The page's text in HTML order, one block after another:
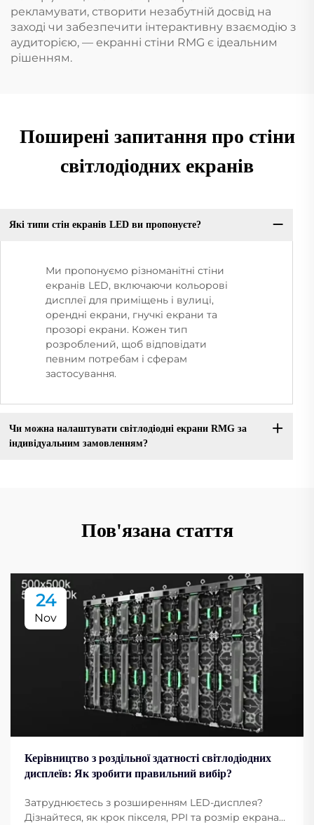
рекламувати, створити незабутній досвід на
заході чи забезпечити інтерактивну взаємодію з
аудиторією, — екранні стіни RMG є ідеальним
рішенням.
Поширені запитання про стіни
світлодіодних екранів
Які типи стін екранів LED ви пропонуєте?
Ми пропонуємо різноманітні стіни
екранів LED, включаючи кольорові
дисплеї для приміщень і вулиці,
орендні екрани, гнучкі екрани та
прозорі екрани. Кожен тип
розроблений, щоб відповідати
певним потребам і сферам
застосування.
Чи можна налаштувати світлодіодні екрани RMG за
індивідуальним замовленням?
Пов'язана стаття
24
Nov
Керівництво з роздільної здатності світлодіодних
дисплеїв: Як зробити правильний вибір?
Затруднюєтесь з розширенням LED-дисплея?
Дізнайтеся, як крок пікселя, PPI та розмір екрана